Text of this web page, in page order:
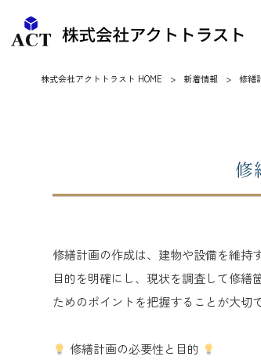
株式会社アクトトラスト HOME > 新着情報 > 修繕
修
修繕計画の作成は、建物や設備を維持
目的を明確にし、現状を調査して修
ためのポイントを把握することが大切
修繕計画の必要性と目的